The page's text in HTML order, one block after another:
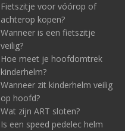
Fietszitje voor vóórop of
achterop kopen?
Wanneer is een fietszitje
veilig?
Hoe meet je hoofdomtrek
kinderhelm?
Wanneer zit kinderhelm veilig
op hoofd?
Wat zijn ART sloten?
Is een speed pedelec helm